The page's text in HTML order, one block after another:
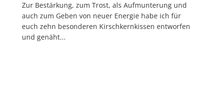
Zur Bestärkung, zum Trost, als Aufmunterung und
auch zum Geben von neuer Energiehabe ich für
euch zehn besonderen Kirschkernkissen entworfen
und genäht...